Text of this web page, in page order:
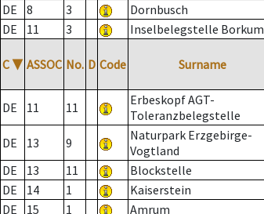
DE
8 3 Dornbusch
DE
11 3 Inselbelegstelle Borkum
C ▼ ASSOC No. D Code Surname
DE 11 11
Erbeskopf AGT-
Toleranzbelegstelle
DE 13 9
Naturpark Erzgebirge-
Vogtland
DE
13 11 Blockstelle
DE
14 1 Kaiserstein
DE
15 1 Amrum